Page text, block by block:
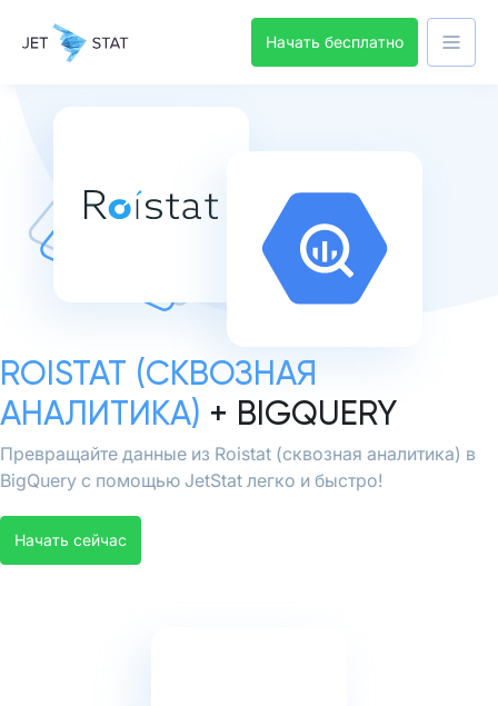
Начать бесплатно
ROISTAT (СКВОЗНАЯ
АНАЛИТИКА) + BIGQUERY
Превращайте данные из Roistat (сквозная аналитика) в
BigQuery с помощью JetStat легко и быстро!
Начать сейчас